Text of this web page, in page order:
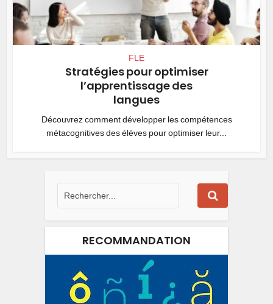
FLE
Stratégies pour optimiser
l’apprentissage des
langues
Découvrez comment développer les compétences
métacognitives des élèves pour optimiser leur...
RECOMMANDATION